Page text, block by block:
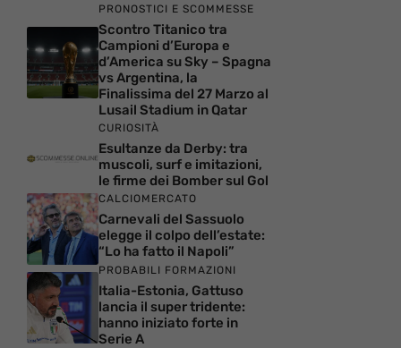
PRONOSTICI E SCOMMESSE
Scontro Titanico tra
Campioni d’Europa e
d’America su Sky – Spagna
vs Argentina, la
Finalissima del 27 Marzo al
Lusail Stadium in Qatar
CURIOSITÀ
Esultanze da Derby: tra
muscoli, surf e imitazioni,
le firme dei Bomber sul Gol
CALCIOMERCATO
Carnevali del Sassuolo
elegge il colpo dell’estate:
“Lo ha fatto il Napoli”
PROBABILI FORMAZIONI
Italia-Estonia, Gattuso
lancia il super tridente:
hanno iniziato forte in
Serie A